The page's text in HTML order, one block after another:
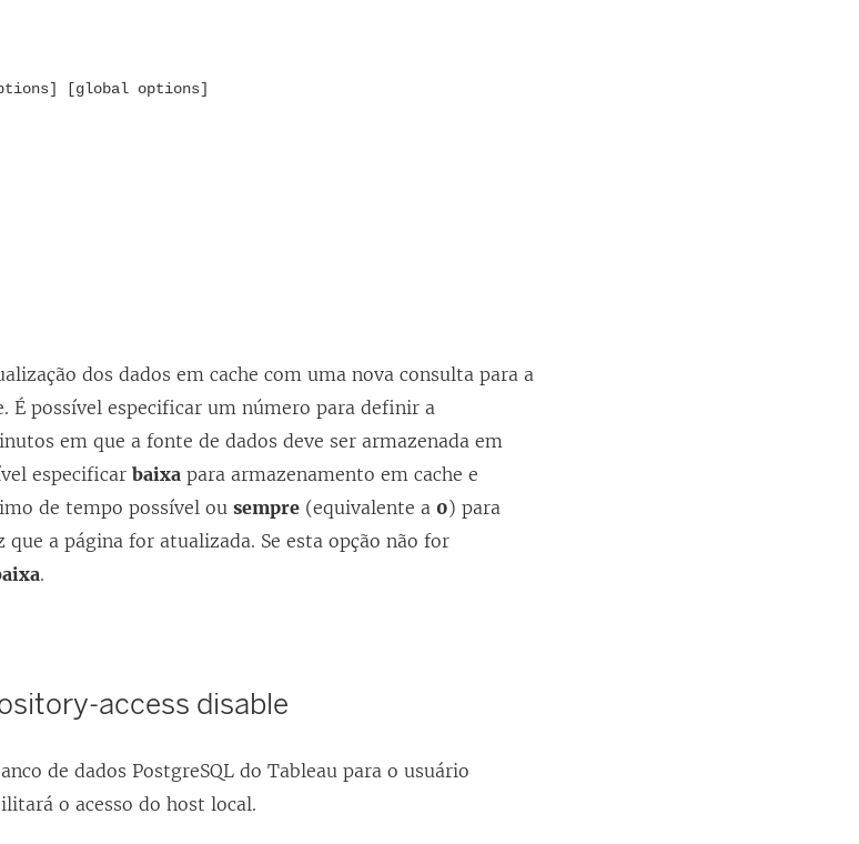
[global options]
dos dados em cache com uma nova consulta para a
É possível especificar um número para definir a
em que a fonte de dados deve ser armazenada em
especificarbaixa para armazenamento em cache e
de tempo possível ousempre (equivalente a 0) para
que a página for atualizada. Se esta opção não for
.
access disable
de dados PostgreSQL do Tableau para o usuário
o acesso do host local.